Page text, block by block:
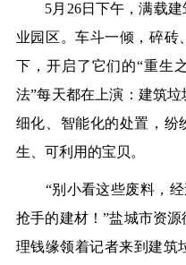
5月26日下午，满载建
业园区。车斗一倾，碎砖
下，开启了它们的“重生
法”每天都在上演：建筑
细化、智能化的处置，纷
生、可利用的宝贝。
“别小看这些废料，经
抢手的建材！”盐城市资
理钱缘领着记者来到建筑